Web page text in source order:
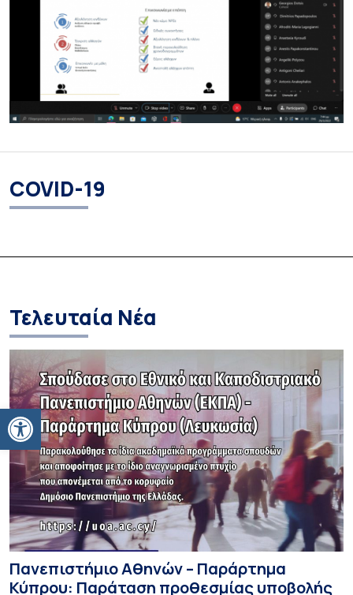
Ανοίξτε τη γραμμή εργαλείων
COVID-19
Τελευταία Νέα
Πανεπιστήμιο Αθηνών – Παράρτημα
Κύπρου: Παράταση προθεσμίας υποβολής